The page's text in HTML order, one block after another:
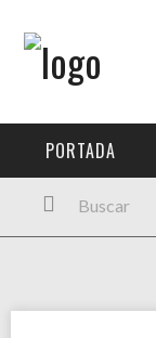
PORTADA
FESTIVALES
PORTADA